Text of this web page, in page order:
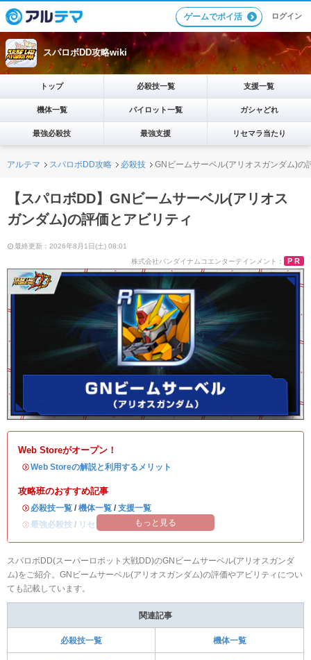
ゲームでポイ活 ログイン
スパロボDD攻略wiki
トップ 必殺技一覧 支援一覧
機体一覧 パイロット一覧 ガシャどれ
最強必殺技 最強支援 リセマラ当たり
アルテマ スパロボDD攻略 必殺技 GNビームサーベル(アリオスガンダム)の
【スパロボDD】GNビームサーベル(アリオス
ガンダム)の評価とアビリティ
最終更新：2026年8月1日(土) 08:01
PR
Web Storeがオープン！
・Web Storeの解説と利用するメリット
攻略班のおすすめ記事
・ 必殺技一覧 / 機体一覧 / 支援一覧
・最強必殺技 / リセマラ当たりランキング
もっと見る
スパロボDD(スーパーロボット大戦DD)のGNビームサーベル(アリオスガンダ
ム)をご紹介。GNビームサーベル(アリオスガンダム)の評価やアビリティについ
ても記載しています。
関連記事
必殺技一覧 機体一覧